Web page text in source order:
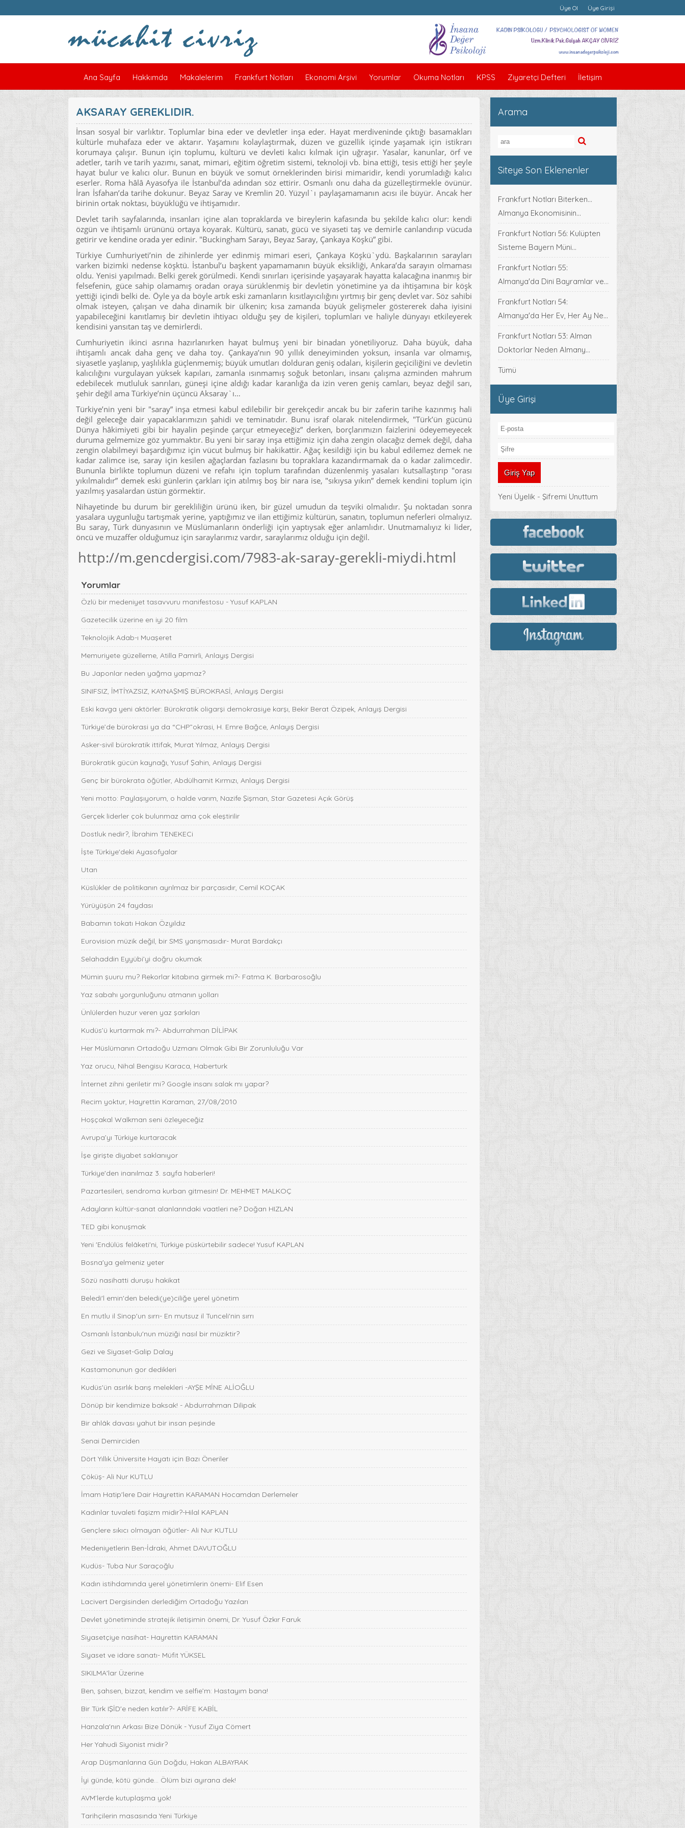
Üye Ol Üye Girişi
Ana Sayfa Hakkımda Makalelerim Frankfurt Notları Ekonomi Arşivi Yorumlar Okuma Notları KPSS Ziyaretçi Defteri İletişim
AKSARAY GEREKLIDIR.
İnsan sosyal bir varlıktır. Toplumlar bina eder ve devletler inşa eder. Hayat merdiveninde çıktığı basamakları
kültürle muhafaza eder ve aktarır. Yaşamını kolaylaştırmak, düzen ve güzellik içinde yaşamak için istikrarı
korumaya çalışır. Bunun için toplumu, kültürü ve devleti kalıcı kılmak için uğraşır. Yasalar, kanunlar, örf ve
adetler, tarih ve tarih yazımı, sanat, mimari, eğitim öğretim sistemi, teknoloji vb. bina ettiği, tesis ettiği her şeyle
hayat bulur ve kalıcı olur. Bunun en büyük ve somut örneklerinden birisi mimaridir, kendi yorumladığı kalıcı
eserler. Roma hâlâ Ayasofya ile İstanbul’da adından söz ettirir. Osmanlı onu daha da güzelleştirmekle övünür.
İran İsfahan’da tarihe dokunur. Beyaz Saray ve Kremlin 20. Yüzyıl`ı paylaşamamanın acısı ile büyür. Ancak her
birinin ortak noktası, büyüklüğü ve ihtişamıdır.
Devlet tarih sayfalarında, insanları içine alan topraklarda ve bireylerin kafasında bu şekilde kalıcı olur: kendi
özgün ve ihtişamlı ürününü ortaya koyarak. Kültürü, sanatı, gücü ve siyaseti taş ve demirle canlandırıp vücuda
getirir ve kendine orada yer edinir. "Buckingham Sarayı, Beyaz Saray, Çankaya Köşkü” gibi.
Türkiye Cumhuriyeti’nin de zihinlerde yer edinmiş mimari eseri, Çankaya Köşkü`ydü. Başkalarının sarayları
varken bizimki nedense köşktü. İstanbul’u başkent yapamamanın büyük eksikliği, Ankara’da sarayın olmaması
oldu. Yenisi yapılmadı. Belki gerek görülmedi. Kendi sınırları içerisinde yaşayarak hayatta kalacağına inanmış bir
felsefenin, güce sahip olamamış oradan oraya sürüklenmiş bir devletin yönetimine ya da ihtişamına bir köşk
yettiği içindi belki de. Öyle ya da böyle artık eski zamanların kısıtlayıcılığını yırtmış bir genç devlet var. Söz sahibi
olmak isteyen, çalışan ve daha dinamik bir ülkenin; kısa zamanda büyük gelişmeler göstererek daha iyisini
yapabileceğini kanıtlamış bir devletin ihtiyacı olduğu şey de kişileri, toplumları ve haliyle dünyayı etkileyerek
kendisini yansıtan taş ve demirlerdi.
Cumhuriyetin ikinci asrına hazırlanırken hayat bulmuş yeni bir binadan yönetiliyoruz. Daha büyük, daha
ihtişamlı ancak daha genç ve daha toy. Çankaya’nın 90 yıllık deneyiminden yoksun, insanla var olmamış,
siyasetle yaşlanıp, yaşlılıkla güçlenmemiş; büyük umutları dolduran geniş odaları, kişilerin geçiciliğini ve devletin
kalıcılığını vurgulayan yüksek kapıları, zamanla ısınmamış soğuk betonları, insanı çalışma azminden mahrum
edebilecek mutluluk sanrıları, güneşi içine aldığı kadar karanlığa da izin veren geniş camları, beyaz değil sarı,
şehir değil ama Türkiye’nin üçüncü Aksaray`ı…
Türkiye’nin yeni bir "saray” inşa etmesi kabul edilebilir bir gerekçedir ancak bu bir zaferin tarihe kazınmış hali
değil geleceğe dair yapacaklarımızın şahidi ve teminatıdır. Bunu israf olarak nitelendirmek, "Türk’ün gücünü
Dünya hâkimiyeti gibi bir hayalin peşinde çarçur etmeyeceğiz” derken, borçlarımızın faizlerini ödeyemeyecek
duruma gelmemize göz yummaktır. Bu yeni bir saray inşa ettiğimiz için daha zengin olacağız demek değil, daha
zengin olabilmeyi başardığımız için vücut bulmuş bir hakikattir. Ağaç kesildiği için bu kabul edilemez demek ne
kadar zalimce ise, saray için kesilen ağaçlardan fazlasını bu topraklara kazandırmamak da o kadar zalimcedir.
Bununla birlikte toplumun düzeni ve refahı için toplum tarafından düzenlenmiş yasaları kutsallaştırıp "orası
yıkılmalıdır” demek eski günlerin çarkları için atılmış boş bir nara ise, "sıkıysa yıkın” demek kendini toplum için
yazılmış yasalardan üstün görmektir.
Nihayetinde bu durum bir gerekliliğin ürünü iken, bir güzel umudun da teşviki olmalıdır. Şu noktadan sonra
yasalara uygunluğu tartışmak yerine, yaptığımız ve ilan ettiğimiz kültürün, sanatın, toplumun neferleri olmalıyız.
Bu saray, Türk dünyasının ve Müslümanların önderliği için yaptıysak eğer anlamlıdır. Unutmamalıyız ki lider,
öncü ve muzaffer olduğumuz için saraylarımız vardır, saraylarımız olduğu için değil.
http://m.gencdergisi.com/7983-ak-saray-gerekli-miydi.html
Yorumlar
Özlü bir medeniyet tasavvuru manifestosu - Yusuf KAPLAN
Gazetecilik üzerine en iyi 20 film
Teknolojik Adab-ı Muaşeret
Memuriyete güzelleme, Atilla Pamirli, Anlayış Dergisi
Bu Japonlar neden yağma yapmaz?
SINIFSIZ, İMTİYAZSIZ, KAYNAŞMIŞ BÜROKRASİ, Anlayış Dergisi
Eski kavga yeni aktörler: Bürokratik oligarşi demokrasiye karşı, Bekir Berat Özipek, Anlayış Dergisi
Türkiye’de bürokrasi ya da “CHP”okrasi, H. Emre Bağce, Anlayış Dergisi
Asker-sivil bürokratik ittifak, Murat Yılmaz, Anlayış Dergisi
Bürokratik gücün kaynağı, Yusuf Şahin, Anlayış Dergisi
Genç bir bürokrata öğütler, Abdülhamit Kırmızı, Anlayış Dergisi
Yeni motto: Paylaşıyorum, o halde varım, Nazife Şişman, Star Gazetesi Açık Görüş
Gerçek liderler çok bulunmaz ama çok eleştirilir
Dostluk nedir?, İbrahim TENEKECi
İşte Türkiye'deki Ayasofyalar
Utan
Küslükler de politikanın ayrılmaz bir parçasıdır, Cemil KOÇAK
Yürüyüşün 24 faydası
Babamın tokatı Hakan Özyıldız
Eurovision müzik değil, bir SMS yarışmasıdır- Murat Bardakçı
Selahaddin Eyyübi’yi doğru okumak
Mümin şuuru mu? Rekorlar kitabına girmek mi?- Fatma K. Barbarosoğlu
Yaz sabahı yorgunluğunu atmanın yolları
Ünlülerden huzur veren yaz şarkıları
Kudüs’ü kurtarmak mı?- Abdurrahman DİLİPAK
Her Müslümanın Ortadoğu Uzmanı Olmak Gibi Bir Zorunluluğu Var
Yaz orucu, Nihal Bengisu Karaca, Haberturk
İnternet zihni geriletir mi? Google insanı salak mı yapar?
Recim yoktur, Hayrettin Karaman, 27/08/2010
Hoşçakal Walkman seni özleyeceğiz
Avrupa’yı Türkiye kurtaracak
İşe girişte diyabet saklanıyor
Türkiye'den inanılmaz 3. sayfa haberleri!
Pazartesileri, sendroma kurban gitmesin! Dr. MEHMET MALKOÇ
Adayların kültür-sanat alanlarındaki vaatleri ne? Doğan HIZLAN
TED gibi konuşmak
Yeni 'Endülüs felâketi'ni, Türkiye püskürtebilir sadece! Yusuf KAPLAN
Bosna'ya gelmeniz yeter
Sözü nasihatti duruşu hakikat
Beledi'l emin'den beledi(ye)ciliğe yerel yönetim
En mutlu il Sinop'un sırrı- En mutsuz il Tunceli'nin sırrı
Osmanlı İstanbulu'nun müziği nasıl bir müziktir?
Gezi ve Siyaset-Galip Dalay
Kastamonunun gor dedikleri
Kudüs'ün asırlık barış melekleri -AYŞE MİNE ALİOĞLU
Dönüp bir kendimize baksak! - Abdurrahman Dilipak
Bir ahlâk davası yahut bir insan peşinde
Senai Demirciden
Dört Yıllık Üniversite Hayatı için Bazı Öneriler
Çöküş- Ali Nur KUTLU
İmam Hatip'lere Dair Hayrettin KARAMAN Hocamdan Derlemeler
Kadınlar tuvaleti faşizm midir?-Hilal KAPLAN
Gençlere sıkıcı olmayan öğütler- Ali Nur KUTLU
Medeniyetlerin Ben-İdraki, Ahmet DAVUTOĞLU
Kudüs- Tuba Nur Saraçoğlu
Kadın istihdamında yerel yönetimlerin önemi- Elif Esen
Lacivert Dergisinden derlediğim Ortadoğu Yazıları
Devlet yönetiminde stratejik iletişimin önemi, Dr. Yusuf Özkır Faruk
Siyasetçiye nasihat- Hayrettin KARAMAN
Siyaset ve idare sanatı- Müfit YÜKSEL
SIKILMA'lar Üzerine
Ben, şahsen, bizzat, kendim ve selfie’m: Hastayım bana!
Bir Türk IŞİD'e neden katılır?- ARİFE KABİL
Hanzala'nın Arkası Bize Dönük - Yusuf Ziya Cömert
Her Yahudi Siyonist midir?
Arap Düşmanlarına Gün Doğdu, Hakan ALBAYRAK
İyi günde, kötü günde... Ölüm bizi ayırana dek!
AVM’lerde kutuplaşma yok!
Tarihçilerin masasında Yeni Türkiye
Arama
Siteye Son Eklenenler
Frankfurt Notları Biterken...
Almanya Ekonomisinin...
Frankfurt Notları 56: Kulüpten
Sisteme Bayern Müni...
Frankfurt Notları 55:
Almanya'da Dini Bayramlar ve...
Frankfurt Notları 54:
Almanya'da Her Ev, Her Ay Ne...
Frankfurt Notları 53: Alman
Doktorlar Neden Almany...
Tümü
Üye Girişi
Yeni Üyelik -Şifremi Unuttum